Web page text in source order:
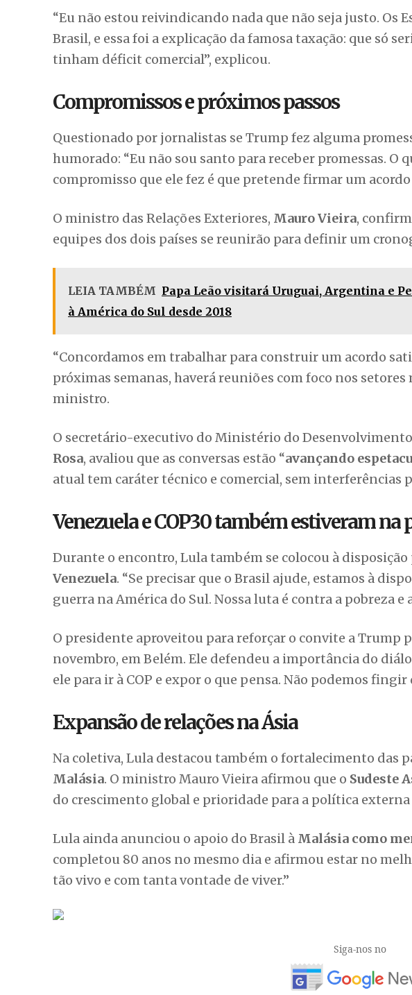
“Eu não estou reivindicando nada que não seja justo. Os
Brasil, e essa foi a explicação da famosa taxação: que só
tinham déficit comercial”, explicou.
Compromissos e próximos passos
Questionado por jornalistas se Trump fez alguma
humorado: “Eu não sou santo para receber promessas. O
compromisso que ele fez é que pretende firmar um
O ministro das Relações Exteriores, Mauro Vieira,
equipes dos dois países se reunirão para definir um
LEIA TAMBÉM Papa Leão visitará Uruguai, Argentina e
à América do Sul desde 2018
“Concordamos em trabalhar para construir um acordo
próximas semanas, haverá reuniões com foco nos
ministro.
O secretário-executivo do Ministério do
Rosa, avaliou que as conversas estão “avançando
atual tem caráter técnico e comercial, sem interferências
Venezuela e COP30 também estiveram na
Durante o encontro, Lula também se colocou à disposição
Venezuela. “Se precisar que o Brasil ajude, estamos à
guerra na América do Sul. Nossa luta é contra a pobreza e
O presidente aproveitou para reforçar o convite a Trump
novembro, em Belém. Ele defendeu a importância do
ele para ir à COP e expor o que pensa. Não podemos
Expansão de relações na Ásia
Na coletiva, Lula destacou também o fortalecimento das
Malásia. O ministro Mauro Vieira afirmou que o Sudeste
do crescimento global e prioridade para a política
Lula ainda anunciou o apoio do Brasil à Malásia como
completou 80 anos no mesmo dia e afirmou estar no
tão vivo e com tanta vontade de viver.”
Siga-nos no